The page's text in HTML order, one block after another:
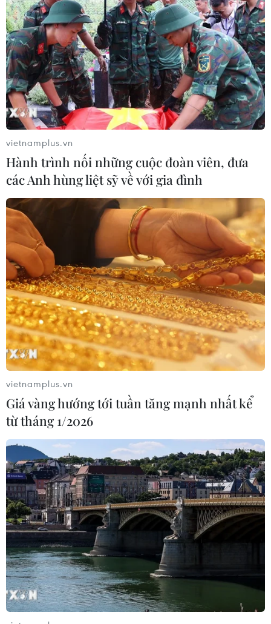
vietnamplus.vn
Hành trình nối những cuộc đoàn viên, đưa
các Anh hùng liệt sỹ về với gia đình
vietnamplus.vn
Giá vàng hướng tới tuần tăng mạnh nhất kể
từ tháng 1/2026